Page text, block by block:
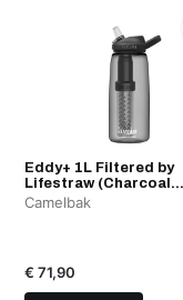
Eddy+ 1L Filtered by
Lifestraw (Charcoal...
Camelbak
€ 71,90